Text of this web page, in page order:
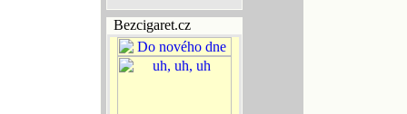
Bezcigaret.cz